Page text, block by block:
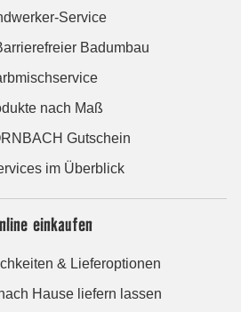
Service
Badumbau
nach Maß
Gutschein
im Überblick
einkaufen
& Lieferoptionen
Hause liefern lassen